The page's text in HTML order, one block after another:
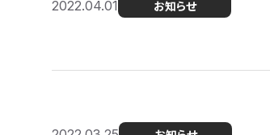
2022.04.01 お知らせ